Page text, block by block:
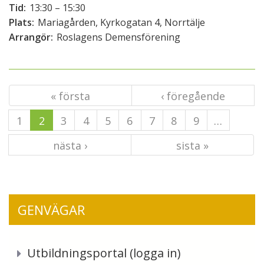
Tid: 13:30 – 15:30
Plats: Mariagården, Kyrkogatan 4, Norrtälje
Arrangör: Roslagens Demensförening
« första
‹ föregående
1
2 3 4 5 6 7 8 9
…
nästa ›
sista »
GENVÄGAR
Utbildningsportal (logga in)